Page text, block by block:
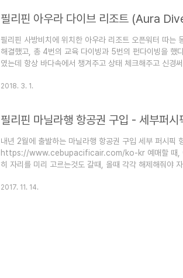
필리핀 아우라 다이브 리조트 (Aura
필리핀 사방비치에 위치한 아우라 리조트 오픈워터 따는
해결했고, 총 4번의 교육 다이빙과 5번의 펀다이빙을 했
였는데 항상 바다속에서 챙겨주고 상태 체크해주고 신경
형을 그려 다이빙 계획을 리뷰해준다. 아래 사진은 조식
빙을 하고..
2018. 3. 1.
필리핀 마닐라행 항공권 구입 - 세부퍼시
내년 2월에 출발하는 마닐라행 항공권 구입 세부 퍼시픽
https://www.cebupacificair.com/ko-kr 예매할 때, 이
히 자리를 미리 고르는것도 갈때, 올때 각각 해제해줘야
2017. 11. 14.